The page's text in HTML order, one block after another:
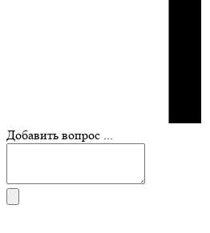
Добавить вопрос ...